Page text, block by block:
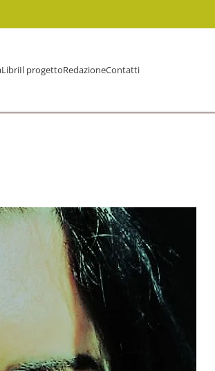
LibriIl progettoRedazioneContatti